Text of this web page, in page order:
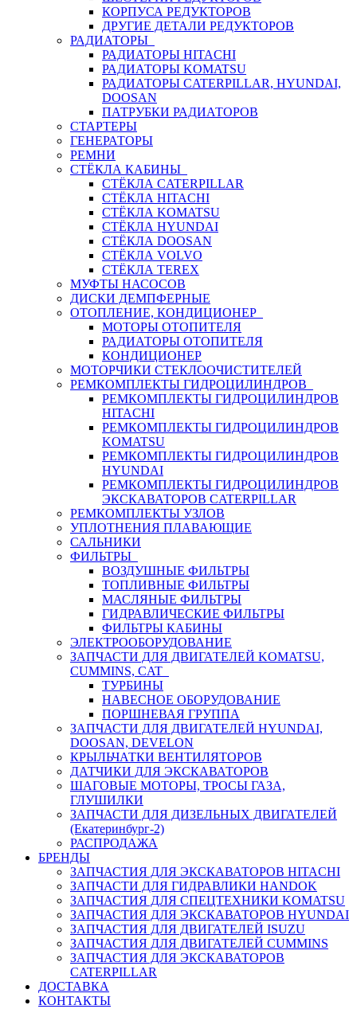
КОРПУСА РЕДУКТОРОВ
ДРУГИЕ ДЕТАЛИ РЕДУКТОРОВ
РАДИАТОРЫ
РАДИАТОРЫ HITACHI
РАДИАТОРЫ KOMATSU
РАДИАТОРЫ CATERPILLAR, HYUNDAI,
DOOSAN
ПАТРУБКИ РАДИАТОРОВ
СТАРТЕРЫ
ГЕНЕРАТОРЫ
РЕМНИ
СТЁКЛА КАБИНЫ
СТЁКЛА CATERPILLAR
СТЁКЛА HITACHI
СТЁКЛА KOMATSU
СТЁКЛА HYUNDAI
СТЁКЛА DOOSAN
СТЁКЛА VOLVO
СТЁКЛА TEREX
МУФТЫ НАСОСОВ
ДИСКИ ДЕМПФЕРНЫЕ
ОТОПЛЕНИЕ, КОНДИЦИОНЕР
МОТОРЫ ОТОПИТЕЛЯ
РАДИАТОРЫ ОТОПИТЕЛЯ
КОНДИЦИОНЕР
МОТОРЧИКИ СТЕКЛООЧИСТИТЕЛЕЙ
РЕМКОМПЛЕКТЫ ГИДРОЦИЛИНДРОВ
РЕМКОМПЛЕКТЫ ГИДРОЦИЛИНДРОВ
HITACHI
РЕМКОМПЛЕКТЫ ГИДРОЦИЛИНДРОВ
KOMATSU
РЕМКОМПЛЕКТЫ ГИДРОЦИЛИНДРОВ
HYUNDAI
РЕМКОМПЛЕКТЫ ГИДРОЦИЛИНДРОВ
ЭКСКАВАТОРОВ CATERPILLAR
РЕМКОМПЛЕКТЫ УЗЛОВ
УПЛОТНЕНИЯ ПЛАВАЮЩИЕ
САЛЬНИКИ
ФИЛЬТРЫ
ВОЗДУШНЫЕ ФИЛЬТРЫ
ТОПЛИВНЫЕ ФИЛЬТРЫ
МАСЛЯНЫЕ ФИЛЬТРЫ
ГИДРАВЛИЧЕСКИЕ ФИЛЬТРЫ
ФИЛЬТРЫ КАБИНЫ
ЭЛЕКТРООБОРУДОВАНИЕ
ЗАПЧАСТИ ДЛЯ ДВИГАТЕЛЕЙ KOMATSU,
CUMMINS, CAT
ТУРБИНЫ
НАВЕСНОЕ ОБОРУДОВАНИЕ
ПОРШНЕВАЯ ГРУППА
ЗАПЧАСТИ ДЛЯ ДВИГАТЕЛЕЙ HYUNDAI,
DOOSAN, DEVELON
КРЫЛЬЧАТКИ ВЕНТИЛЯТОРОВ
ДАТЧИКИ ДЛЯ ЭКСКАВАТОРОВ
ШАГОВЫЕ МОТОРЫ, ТРОСЫ ГАЗА,
ГЛУШИЛКИ
ЗАПЧАСТИ ДЛЯ ДИЗЕЛЬНЫХ ДВИГАТЕЛЕЙ
(Екатеринбург-2)
РАСПРОДАЖА
БРЕНДЫ
ЗАПЧАСТИЯ ДЛЯ ЭКСКАВАТОРОВ HITACHI
ЗАПЧАСТИ ДЛЯ ГИДРАВЛИКИ HANDOK
ЗАПЧАСТИЯ ДЛЯ СПЕЦТЕХНИКИ KOMATSU
ЗАПЧАСТИЯ ДЛЯ ЭКСКАВАТОРОВ HYUNDAI
ЗАПЧАСТИЯ ДЛЯ ДВИГАТЕЛЕЙ ISUZU
ЗАПЧАСТИЯ ДЛЯ ДВИГАТЕЛЕЙ CUMMINS
ЗАПЧАСТИЯ ДЛЯ ЭКСКАВАТОРОВ
CATERPILLAR
ДОСТАВКА
КОНТАКТЫ